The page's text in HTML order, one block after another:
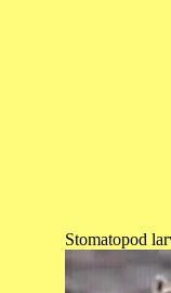
Stomatopod